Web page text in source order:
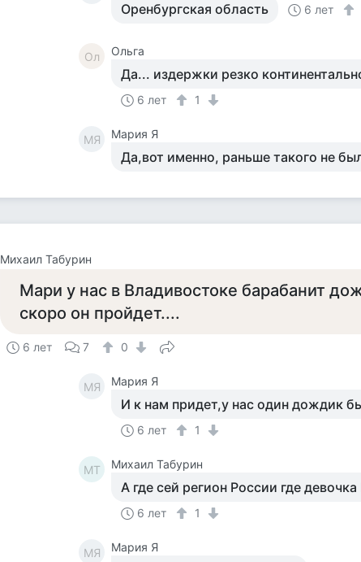
Оренбургская область 6 лет
Ол Ольга
Да... издержки резко
6 лет 1
МЯ Мария Я
Да,вот именно, раньше такого не
Михаил Табурин
Мари у нас в Владивостоке барабанит
скоро он пройдет....
6 лет 7 0
МЯ Мария Я
И к нам придет,у нас один дождик
6 лет 1
МТ Михаил Табурин
А где сей регион России где
6 лет 1
МЯ Мария Я